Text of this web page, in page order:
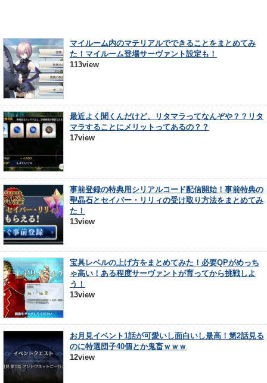
マイルーム内のマテリアルでできることをまとめてみ
た！マイルーム登場サーヴァント設定も！
113view
最近よく聞くんだけど、リタマラってなんぞや？？リタ
マラすることにメリットってあるの？？
17view
事前登録の特典用シリアルコード配信開始！事前特典の
聖晶石とセイバー・リリィの受け取り方法をまとめてみ
た！
13view
宝具レベルの上げ方をまとめてみた！必要QPがめっち
ゃ高い！ある程度サーヴァントが育ってから挑戦しよ
う！
13view
お月見イベント1話が可愛いし面白いし最高！第2話見る
のに特選団子40個とか鬼畜ｗｗｗ
12view